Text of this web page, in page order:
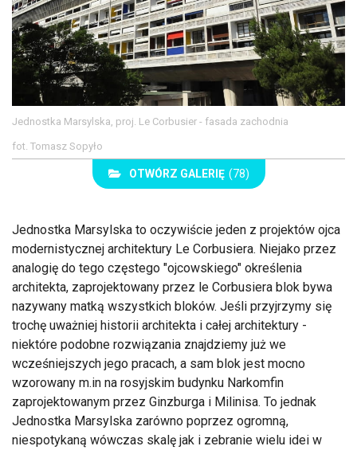
Jednostka Marsylska, proj. Le Corbusier - fasada zachodnia
fot. Tomasz Sopyło
OTWÓRZ GALERIĘ (78)
Jednostka Marsylska to oczywiście jeden z projektów ojca
modernistycznej architektury Le Corbusiera. Niejako przez
analogię do tego częstego "ojcowskiego" określenia
architekta, zaprojektowany przez le Corbusiera blok bywa
nazywany matką wszystkich bloków. Jeśli przyjrzymy się
trochę uważniej historii architekta i całej architektury -
niektóre podobne rozwiązania znajdziemy już we
wcześniejszych jego pracach, a sam blok jest mocno
wzorowany m.in na rosyjskim budynku Narkomfin
zaprojektowanym przez Ginzburga i Milinisa. To jednak
Jednostka Marsylska zarówno poprzez ogromną,
niespotykaną wówczas skalę jak i zebranie wielu idei w